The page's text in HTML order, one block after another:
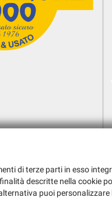
di terze parti in esso
descritte nella cookie
puoi